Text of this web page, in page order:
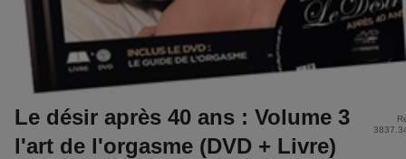
Le désir après 40 ans : Volume 3
l'art de l'orgasme (DVD + Livre)